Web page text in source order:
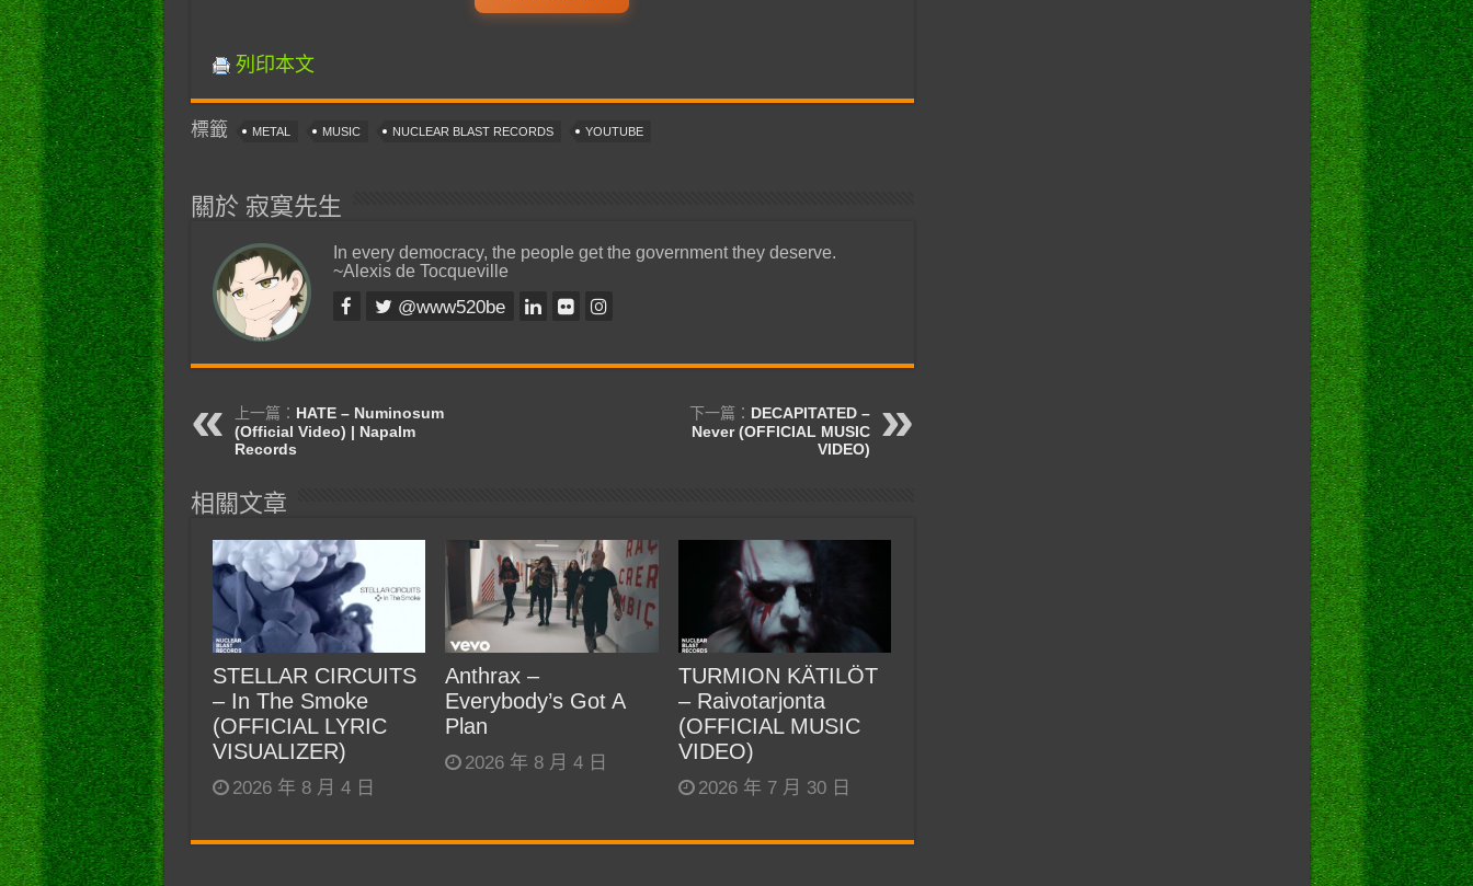
列印本文
標籤 METAL MUSIC NUCLEAR BLAST RECORDS YOUTUBE
關於 寂寞先生
In every democracy, the people get the government they deserve.
~Alexis de Tocqueville
@www520be
上一篇： HATE – Numinosum
(Official Video) | Napalm
Records
下一篇： DECAPITATED –
Never (OFFICIAL MUSIC
VIDEO)
相關文章
STELLAR CIRCUITS
– In The Smoke
(OFFICIAL LYRIC
VISUALIZER)
2026 年 8 月 4 日
Anthrax –
Everybody’s Got A
Plan
2026 年 8 月 4 日
TURMION KÄTILÖT
– Raivotarjonta
(OFFICIAL MUSIC
VIDEO)
2026 年 7 月 30 日